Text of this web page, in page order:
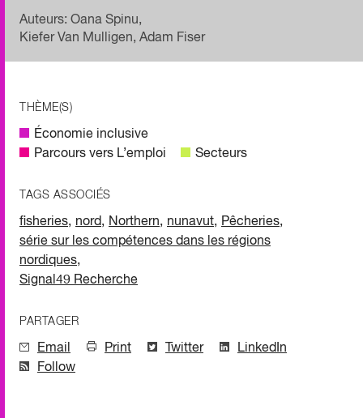
Auteurs: Oana Spinu,
Kiefer Van Mulligen, Adam Fiser
THÈME(S)
Économie inclusive
Parcours vers L’emploi
Secteurs
TAGS ASSOCIÉS
fisheries, nord, Northern, nunavut, Pêcheries,
série sur les compétences dans les régions
nordiques,
Signal49 Recherche
PARTAGER
Email Print Twitter
LinkedIn
Follow